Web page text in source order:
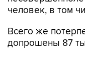
человек, в том
Всего же
допрошены 87